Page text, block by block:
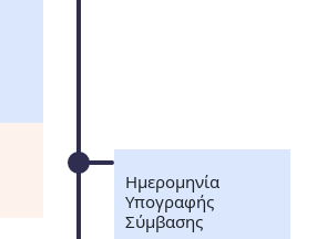
Ημερομηνία
Υπογραφής
Σύμβασης